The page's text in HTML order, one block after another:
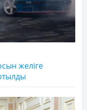
желіге